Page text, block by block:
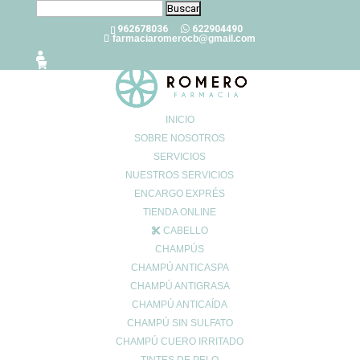
Buscar:
962678036
622904490
farmaciaromerocb@gmail.com
INICIO
SOBRE NOSOTROS
SERVICIOS
NUESTROS SERVICIOS
ENCARGO EXPRÉS
TIENDA ONLINE
CABELLO
CHAMPÚS
CHAMPÚ ANTICASPA
CHAMPÚ ANTIGRASA
CHAMPÚ ANTICAÍDA
CHAMPÚ SIN SULFATO
CHAMPÚ CUERO IRRITADO
EXCESOS NAVIDEÑOS
0 Comentarios
La Navidad es una época de celebración, reencuentros y, por
supuesto, de deliciosas comidas y bebidas. Sin embargo, es fácil
puede afectar nuestra salud y bienestar. Desde FARMACIA
ROMERO, te recomendamos algunos productos para ayudarte a
LIMPIAR Y DEPURAR tu organismo y encontrarte mejor.